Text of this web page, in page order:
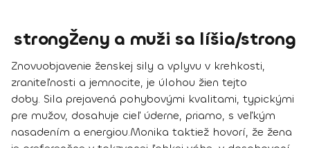
strongŽeny a muži sa líšia/strong
Znovuobjavenie ženskej sily a vplyvu v krehkosti,
zraniteľnosti a jemnocite, je úlohou žien tejto
doby. Sila prejavená pohybovými kvalitami, typickými
pre mužov, dosahuje cieľ úderne, priamo, s veľkým
nasadením a energiou.Monika taktiež hovorí, že žena